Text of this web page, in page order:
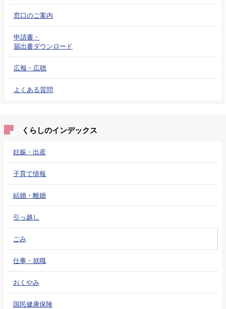
窓口のご案内
申請書・
届出書ダウンロード
広報・広聴
よくある質問
くらしのインデックス
妊娠・出産
子育て情報
結婚・離婚
引っ越し
ごみ
仕事・就職
おくやみ
国民健康保険